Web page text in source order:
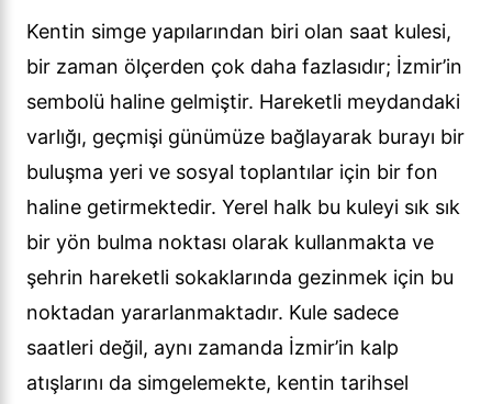
Kentin simge yapılarından biri olan saat kulesi,
bir zaman ölçerden çok daha fazlasıdır; İzmir’in
sembolü haline gelmiştir. Hareketli meydandaki
varlığı, geçmişi günümüze bağlayarak burayı bir
buluşma yeri ve sosyal toplantılar için bir fon
haline getirmektedir. Yerel halk bu kuleyi sık sık
bir yön bulma noktası olarak kullanmakta ve
şehrin hareketli sokaklarında gezinmek için bu
noktadan yararlanmaktadır. Kule sadece
saatleri değil, aynı zamanda İzmir’in kalp
atışlarını da simgelemekte, kentin tarihsel